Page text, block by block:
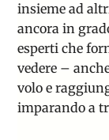
insieme ad
ancora in
esperti che
vedere –
volo e
imparando a